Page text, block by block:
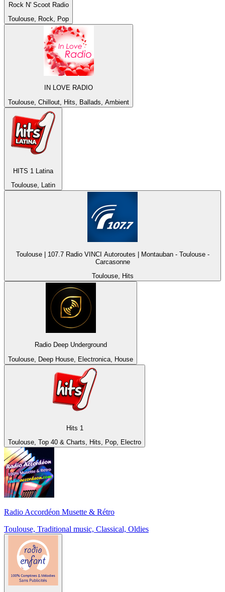
Rock N' Scoot Radio
Toulouse, Rock, Pop
IN LOVE RADIO
Toulouse, Chillout, Hits, Ballads, Ambient
HITS 1 Latina
Toulouse, Latin
Toulouse | 107.7 Radio VINCI Autoroutes | Montauban - Toulouse -
Carcasonne
Toulouse, Hits
Radio Deep Underground
Toulouse, Deep House, Electronica, House
Hits 1
Toulouse, Top 40 & Charts, Hits, Pop, Electro
Radio Accordéon Musette & Rétro
Toulouse, Traditional music, Classical, Oldies